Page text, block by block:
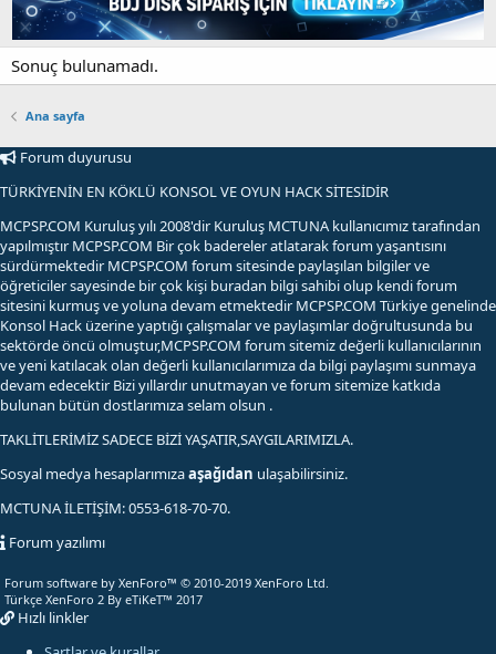
Sonuç bulunamadı.
Ana sayfa
Forum duyurusu
TÜRKİYENİN EN KÖKLÜ KONSOL VE OYUN HACK SİTESİDİR
MCPSP.COM Kuruluş yılı 2008'dir Kuruluş MCTUNA kullanıcımız tarafından
yapılmıştır MCPSP.COM Bir çok badereler atlatarak forum yaşantısını
sürdürmektedir MCPSP.COM forum sitesinde paylaşılan bilgiler ve
öğreticiler sayesinde bir çok kişi buradan bilgi sahibi olup kendi forum
sitesini kurmuş ve yoluna devam etmektedir MCPSP.COM Türkiye genelinde
Konsol Hack üzerine yaptığı çalışmalar ve paylaşımlar doğrultusunda bu
sektörde öncü olmuştur,MCPSP.COM forum sitemiz değerli kullanıcılarının
ve yeni katılacak olan değerli kullanıcılarımıza da bilgi paylaşımı sunmaya
devam edecektir Bizi yıllardır unutmayan ve forum sitemize katkıda
bulunan bütün dostlarımıza selam olsun .
TAKLİTLERİMİZ SADECE BİZİ YAŞATIR,SAYGILARIMIZLA.
Sosyal medya hesaplarımızaaşağıdan ulaşabilirsiniz.
MCTUNA İLETİŞİM: 0553-618-70-70.
Forum yazılımı
Forum software by XenForo™ © 2010-2019 XenForo Ltd.
Türkçe XenForo 2 By eTiKeT™ 2017
Hızlı linkler